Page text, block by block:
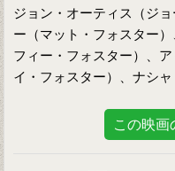
ジョン・オーティス（ジ
ー（マット・フォスター
フィー・フォスター）、
イ・フォスター）、ナシ
この映画